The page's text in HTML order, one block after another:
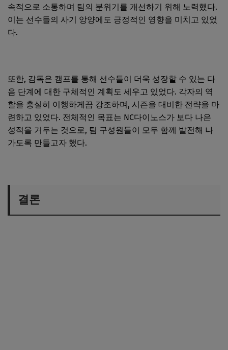
속적으로 소통하며 팀의 분위기를 개선하기 위해 노력했다.
이는 선수들의 사기 앙양에도 긍정적인 영향을 미치고 있었
다.
또한, 감독은 캠프를 통해 선수들이 더욱 성장할 수 있는 다
음 단계에 대한 구체적인 계획도 세우고 있었다. 각자의 역
할을 충실히 이행하게끔 강조하며, 시즌을 대비한 전략을 마
련하고 있었다. 전체적인 목표는 NC다이노스가 보다 나은
성적을 거두는 것으로, 팀 구성원들이 모두 함께 발전해 나
가도록 만들고자 했다.
결론